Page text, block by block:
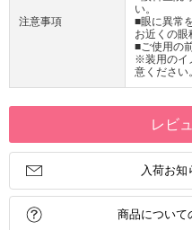
注意事項
い。
■眼に異常
お近くの眼
■ご使用の
※装用のイ
意ください。
レビ
入荷お知
商品について